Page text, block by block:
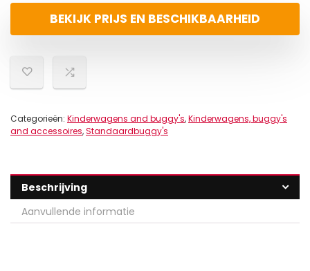
BEKIJK PRIJS EN BESCHIKBAARHEID
Categorieën: Kinderwagens and buggy's,Kinderwagens, buggy's
and accessoires,Standaardbuggy's
Beschrijving
Aanvullende informatie